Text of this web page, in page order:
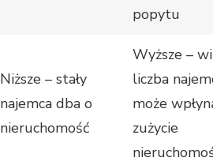
popytu
Niższe – stały
najemca dba o
nieruchomość
Wyższe –
liczba
może
zużycie